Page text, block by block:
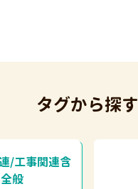
タグから探す
/工事関連含
般